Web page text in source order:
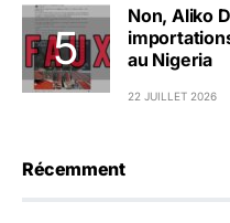
Non, Aliko
au Nigeria
22 JUILLET 2026
Récemment